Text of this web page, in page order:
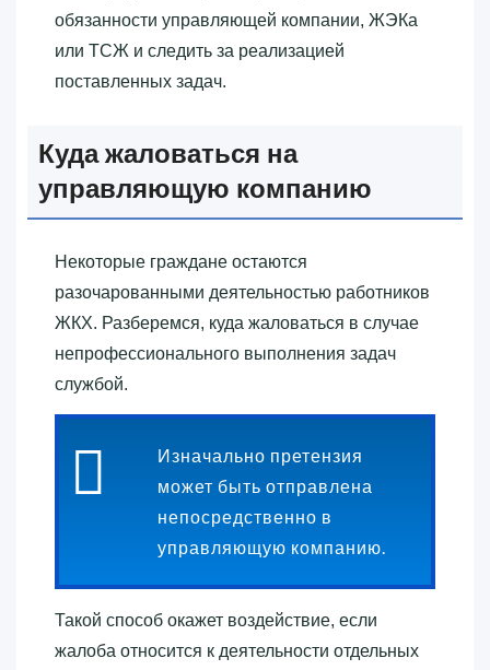
обязанности управляющей компании, ЖЭКа
или ТСЖ и следить за реализацией
поставленных задач.
Куда жаловаться на
управляющую компанию
Некоторые граждане остаются
разочарованными деятельностью работников
ЖКХ. Разберемся, куда жаловаться в случае
непрофессионального выполнения задач
службой.
Изначально претензия
может быть отправлена
непосредственно в
управляющую компанию.
Такой способ окажет воздействие, если
жалоба относится к деятельности отдельных